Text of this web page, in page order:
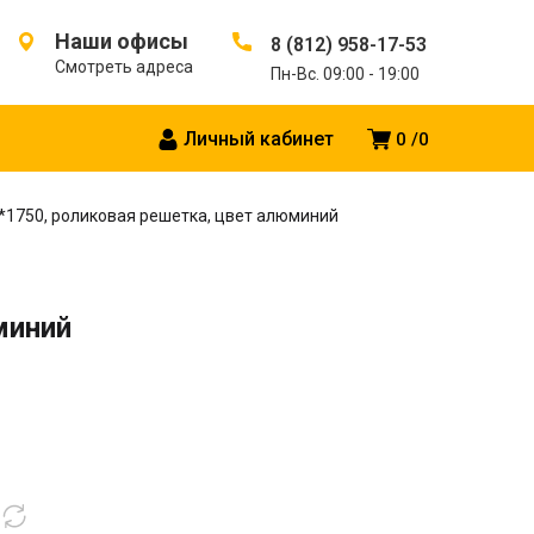
Наши офисы
Смотреть адреса
8 (812) 958-17-53
Пн-Вс. 09:00 - 19:00
0 0
Личный кабинет
роликовая решетка, цвет алюминий